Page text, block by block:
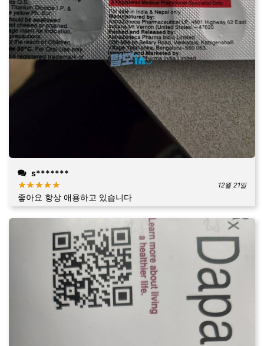
s*******
12월 21일
좋아요 항상 애용하고 있습니다